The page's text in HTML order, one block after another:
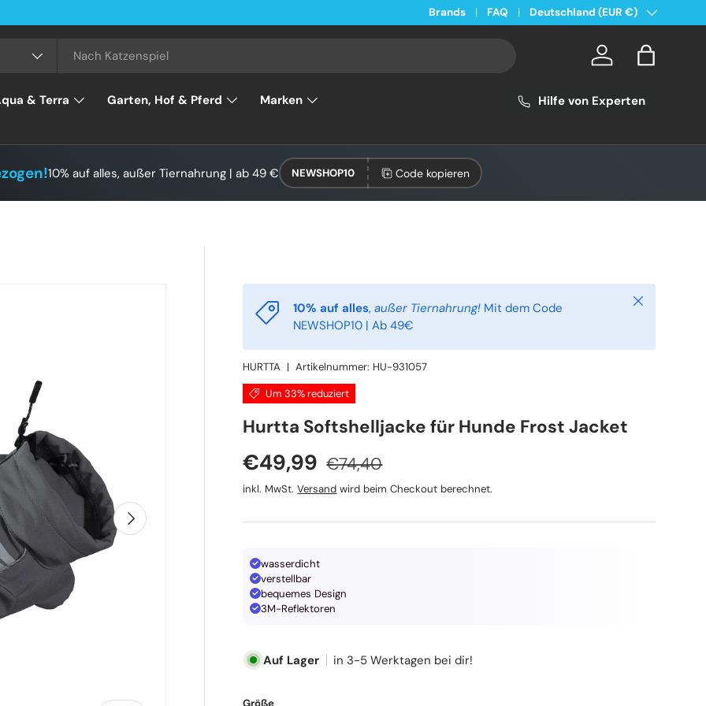
Kostenloser Versand ab 49€ in Deutschland
Brands FAQ Land/Region
Deutschland (EUR €)
Konto
& Terra Garten, Hof & Pferd
Marken
Hilfe von Experten
10% auf alles, außer Tiernahrung | ab 49 € NEWSHOP10 Code kopieren
Nächste
10% auf alles,außer Tiernahrung! Mit dem Code
NEWSHOP10 | Ab 49€
Schließen
HURTTA |Artikelnummer: HU-931057
Um 33% reduziert
Hurtta Softshelljacke für Hunde Frost Jacket
Verkaufspreis
€49,99 Normaler Preis
€74,40
inkl. MwSt.Versand wird beim Checkout berechnet.
wasserdicht
verstellbar
bequemes Design
3M-Reflektoren
Auf Lager in 3-5 Werktagen bei dir!
Größe